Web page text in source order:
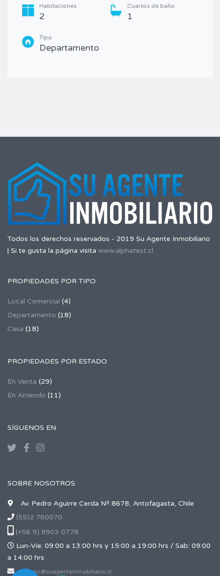
Habitaciones
2
Cuartos de baño
1
Tipo
Departamento
Todos los derechos reservados - 2019 Su Agente Inmobiliario
| Si te gusta la página visita www.alphatest.cl
PROPIEDADES POR TIPO
Local Comercial (4)
Departamento (18)
Casa (18)
PROPIEDADES POR ESTADO
En Venta (29)
En Arriendo (11)
SÍGUENOS EN
SOBRE NOSOTROS
Av. Pedro Aguirre Cerda Nº 8678, Antofagasta, Chile
(55)2 760070
(+56 9) 8903 0778
Lun-Vie: 09:00 a 13:00 hrs y 15:00 a 19:00 hrs / Sab: 09:00
a 14:00 hrs
contacto@suagenteinmobiliario.cl